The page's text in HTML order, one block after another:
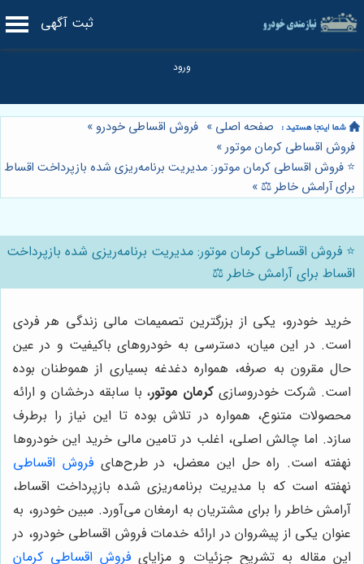
ثبت آگهی
صفحه اصلی » فروش اقساطی خودرو »
فروش اقساطی کرمان موتور»
⭐️ فروش اقساطی کرمان موتور: مدیریت برنامه‌ریزی شده بازپرداخت اقساط
برای آرامش خاطر ⚖️ »
⭐️ فروش اقساطی کرمان موتور: مدیریت برنامه‌ریزی شده بازپرداخت
اقساط برای آرامش خاطر ⚖️
خرید خودرو، یکی از بزرگترین تصمیمات مالی زندگی هر فردی
است. در این میان، دسترسی به خودروهای باکیفیت و در عین
حال مقرون به صرفه، همواره دغدغه بسیاری از هموطنان بوده
است. شرکت خودروسازی کرمان موتور، با سابقه درخشان و ارائه
محصولات متنوع، همواره در تلاش بوده تا این نیاز را برطرف
سازد. اما چالش اصلی، اغلب در تامین مالی خرید این خودروها
نهفته است. راه حل این معضل، در طرح‌هایفروش اقساطی
نهفته است که با مدیریت برنامه‌ریزی شده بازپرداخت اقساط،
آرامش خاطر را برای مشتریان به ارمغان می‌آورد. مبین خودرو، به
عنوان یکی از پیشروان در ارائه خدمات فروش اقساطی خودرو، در
این مقاله به تشریح جزئیات و مزایای فروش اقساطی کرمان